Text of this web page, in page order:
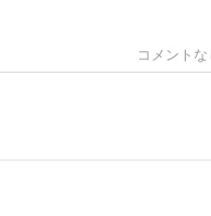
コメントな